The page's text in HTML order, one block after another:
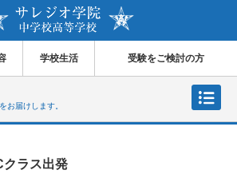
学校生活 受験をご検討の方
お届けします。
ラス出発